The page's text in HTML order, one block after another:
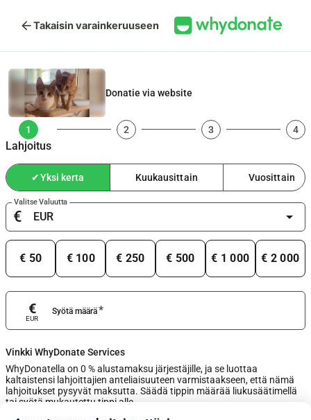
arrow_backTakaisin varainkeruuseen
Donatie via website
1
Lahjoitus
2 3 4
✔Yksi kerta Kuukausittain Vuosittain
Valitse Valuutta
€ arrow_drop_down
€ 50 € 100 € 250 € 500 € 1 000 € 2 000
Syötä määrä*
€
EUR
Vinkki WhyDonate Services
WhyDonatella on 0 % alustamaksu järjestäjille, ja se luottaa
kaltaistensi lahjoittajien anteliaisuuteen varmistaakseen, että nämä
lahjoitukset pysyvät maksutta. Säädä tippin määrää liukusäätimellä
tai syötä mukautettu tippi alle.